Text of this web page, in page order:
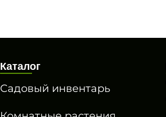
Каталог
Садовый инвентарь